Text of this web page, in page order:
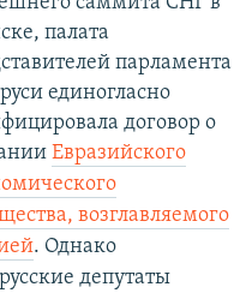
палата
парламента
единогласно
договор о
Евразийского
возглавляемого
. Однако
депутаты